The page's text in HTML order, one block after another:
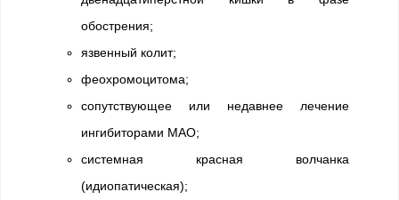
обострения;
язвенный колит;
феохромоцитома;
сопутствующее или недавнее лечение
ингибиторами МАО;
системная красная волчанка
(идиопатическая);